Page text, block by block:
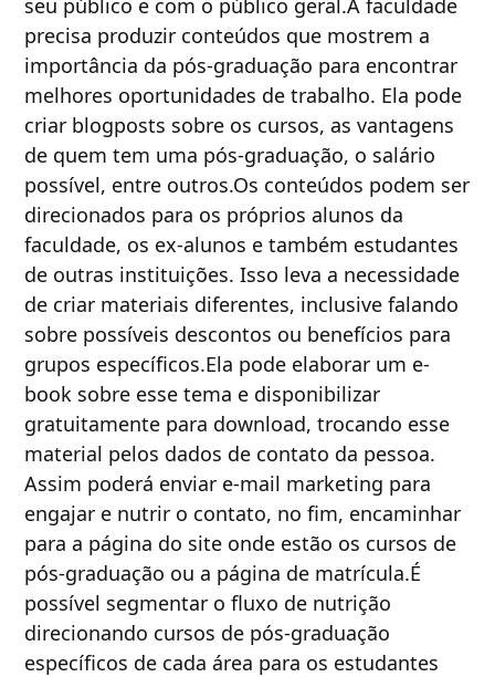
seu público e com o público geral.A faculdade
precisa produzir conteúdos que mostrem a
importância da pós-graduação para encontrar
melhores oportunidades de trabalho. Ela pode
criar blogposts sobre os cursos, as vantagens
de quem tem uma pós-graduação, o salário
possível, entre outros.Os conteúdos podem ser
direcionados para os próprios alunos da
faculdade, os ex-alunos e também estudantes
de outras instituições. Isso leva a necessidade
de criar materiais diferentes, inclusive falando
sobre possíveis descontos ou benefícios para
grupos específicos.Ela pode elaborar um e-
book sobre esse tema e disponibilizar
gratuitamente para download, trocando esse
material pelos dados de contato da pessoa.
Assim poderá enviar e-mail marketing para
engajar e nutrir o contato, no fim, encaminhar
para a página do site onde estão os cursos de
pós-graduação ou a página de matrícula.É
possível segmentar o fluxo de nutrição
direcionando cursos de pós-graduação
específicos de cada área para os estudantes